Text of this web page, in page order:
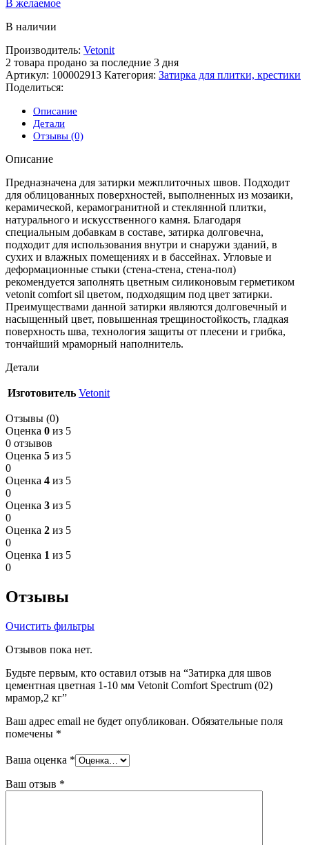
В желаемое
В наличии
Производитель: Vetonit
2 товара продано за последние 3 дня
Артикул: 100002913 Категория: Затирка для плитки, крестики
Поделиться:
Описание
Детали
Отзывы (0)
Описание
Предназначена для затирки межплиточных швов. Подходит
для облицованных поверхностей, выполненных из мозаики,
керамической, керамогранитной и стеклянной плитки,
натурального и искусственного камня. Благодаря
специальным добавкам в составе, затирка долговечна,
подходит для использования внутри и снаружи зданий, в
сухих и влажных помещениях и в бассейнах. Угловые и
деформационные стыки (стена-стена, стена-пол)
рекомендуется заполнять цветным силиконовым герметиком
vetonit comfort sil цветом, подходящим под цвет затирки.
Преимуществами данной затирки являются долговечный и
насыщенный цвет, повышенная трещиностойкость, гладкая
поверхность шва, технология защиты от плесени и грибка,
тончайший мраморный наполнитель.
Детали
Изготовитель Vetonit
Отзывы (0)
Оценка 0 из 5
0 отзывов
Оценка 5 из 5
0
Оценка 4 из 5
0
Оценка 3 из 5
0
Оценка 2 из 5
0
Оценка 1 из 5
0
Отзывы
Очистить фильтры
Отзывов пока нет.
Будьте первым, кто оставил отзыв на “Затирка для швов
цементная цветная 1-10 мм Vetonit Comfort Spectrum (02)
мрамор,2 кг”
Ваш адрес email не будет опубликован. Обязательные поля
помечены *
Ваша оценка *
Ваш отзыв *